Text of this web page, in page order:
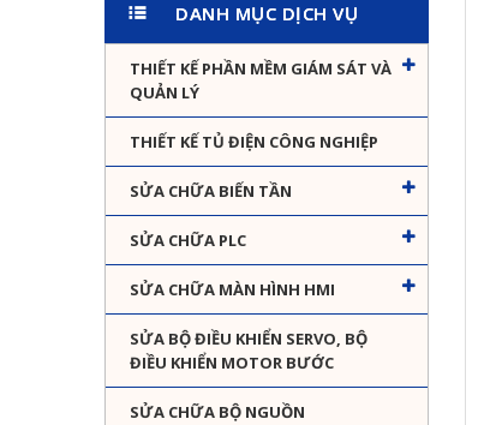
DANH MỤC DỊCH VỤ
THIẾT KẾ PHẦN MỀM GIÁM SÁT VÀ
QUẢN LÝ
THIẾT KẾ TỦ ĐIỆN CÔNG NGHIỆP
SỬA CHỮA BIẾN TẦN
SỬA CHỮA PLC
SỬA CHỮA MÀN HÌNH HMI
SỬA BỘ ĐIỀU KHIỂN SERVO, BỘ
ĐIỀU KHIỂN MOTOR BƯỚC
SỬA CHỮA BỘ NGUỒN